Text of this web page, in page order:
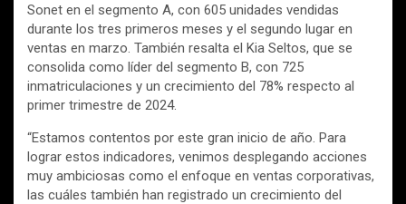
Sonet en el segmento A, con 605 unidades vendidas
durante los tres primeros meses y el segundo lugar en
ventas en marzo. También resalta el Kia Seltos, que se
consolida como líder del segmento B, con 725
inmatriculaciones y un crecimiento del 78% respecto al
primer trimestre de 2024.
“Estamos contentos por este gran inicio de año. Para
lograr estos indicadores, venimos desplegando acciones
muy ambiciosas como el enfoque en ventas corporativas,
las cuáles también han registrado un crecimiento del